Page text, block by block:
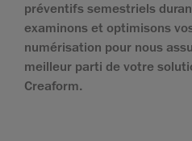
préventifs semestriels
examinons et optimisons
numérisation pour nous
meilleur parti de votre
Creaform.